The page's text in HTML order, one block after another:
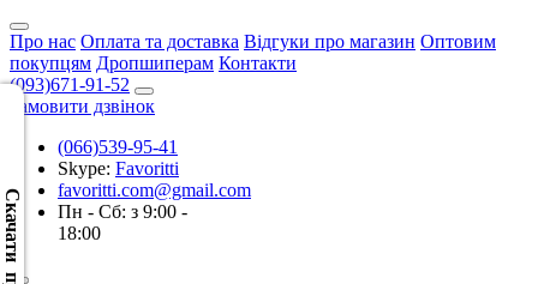
Про нас Оплата та доставка Відгуки про магазин Оптовим
покупцям Дропшиперам Контакти
(093)671-91-52
Замовити дзвінок
(066)539-95-41
Skype: Favoritti
favoritti.com@gmail.com
Пн - Сб: з 9:00 -
18:00
Скачати прайс
Скачать
XML
(Розн.)
Скачать
XML